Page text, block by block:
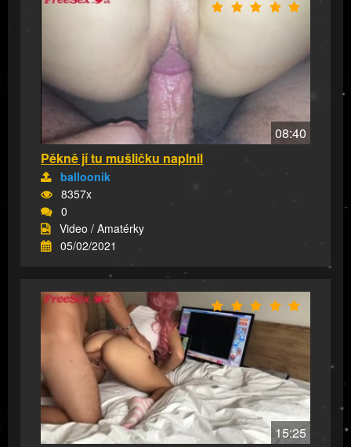
08:40
Pěkně jí tu mušličku naplnil
balloonik
8357x
0
Video / Amatérky
05/02/2021
15:25